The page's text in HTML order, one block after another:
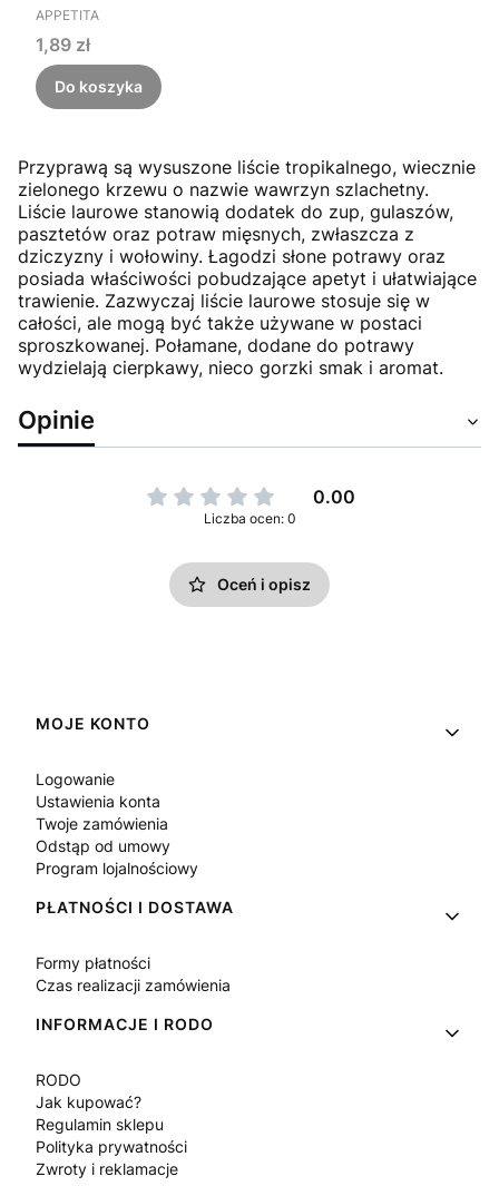
PRODUCENT
APPETITA
Cena
1,89 zł
Do koszyka
Przyprawą są wysuszone liście tropikalnego, wiecznie
zielonego krzewu o nazwie wawrzyn szlachetny.
Liście laurowe stanowią dodatek do zup, gulaszów,
pasztetów oraz potraw mięsnych, zwłaszcza z
dziczyzny i wołowiny. Łagodzi słone potrawy oraz
posiada właściwości pobudzające apetyt i ułatwiające
trawienie. Zazwyczaj liście laurowe stosuje się w
całości, ale mogą być także używane w postaci
sproszkowanej. Połamane, dodane do potrawy
wydzielają cierpkawy, nieco gorzki smak i aromat.
Opinie
0.00
Liczba ocen: 0
Oceń i opisz
Linki w stopce
MOJE KONTO
Logowanie
Ustawienia konta
Twoje zamówienia
Odstąp od umowy
Program lojalnościowy
PŁATNOŚCI I DOSTAWA
Formy płatności
Czas realizacji zamówienia
INFORMACJE I RODO
RODO
Jak kupować?
Regulamin sklepu
Polityka prywatności
Zwroty i reklamacje